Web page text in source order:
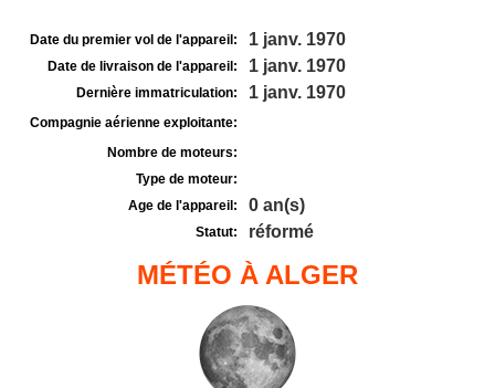
Date du premier vol de l'appareil: 1 janv. 1970
Date de livraison de l'appareil: 1 janv. 1970
Dernière immatriculation: 1 janv. 1970
Compagnie aérienne exploitante:
Nombre de moteurs:
Type de moteur:
Age de l'appareil:
0 an(s)
Statut: réformé
MÉTÉO À ALGER